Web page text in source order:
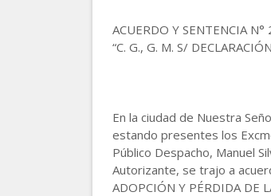
ACUERDO Y SENTENCIA
“C. G., G. M. S/
En la ciudad de Nuestra
estando presentes los
Público Despacho, Manuel
Autorizante, se trajo a
ADOPCIÓN Y PÉRDIDA DE